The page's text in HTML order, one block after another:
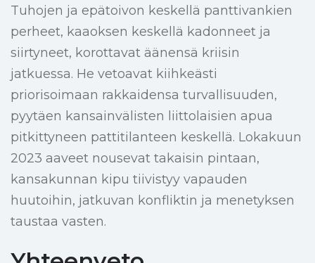
Tuhojen ja epätoivon keskellä panttivankien
perheet, kaaoksen keskellä kadonneet ja
siirtyneet, korottavat äänensä kriisin
jatkuessa. He vetoavat kiihkeästi
priorisoimaan rakkaidensa turvallisuuden,
pyytäen kansainvälisten liittolaisien apua
pitkittyneen pattitilanteen keskellä. Lokakuun
2023 aaveet nousevat takaisin pintaan,
kansakunnan kipu tiivistyy vapauden
huutoihin, jatkuvan konfliktin ja menetyksen
taustaa vasten.